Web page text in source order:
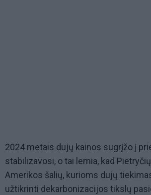
2024 metais dujų kainos sugrįžo į
stabilizavosi, o tai lemia, kad
Amerikos šalių, kurioms dujų
užtikrinti dekarbonizacijos tikslų